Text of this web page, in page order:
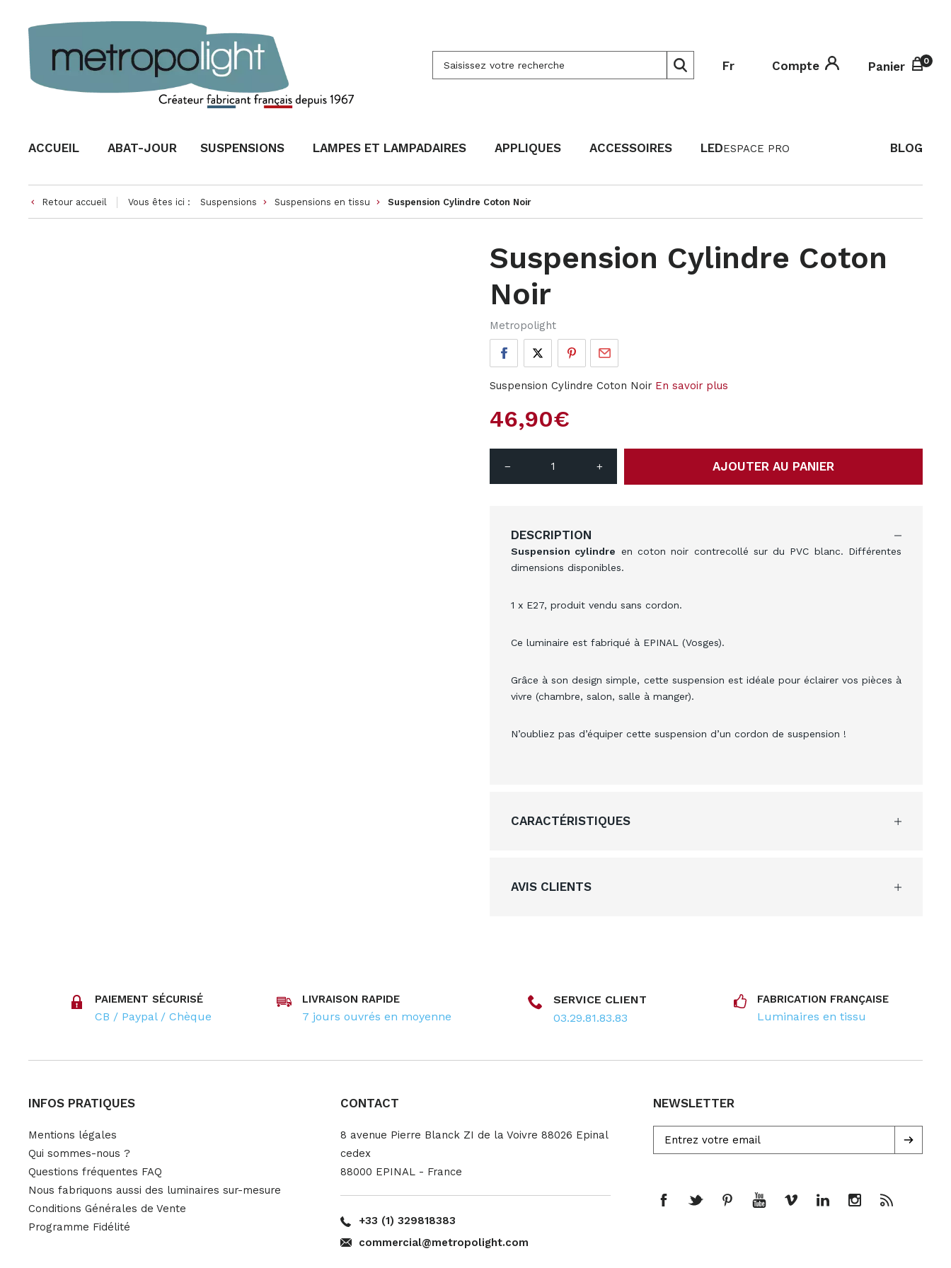
Fr Panier 0
0
Compte
ACCUEIL ABAT-JOUR SUSPENSIONS LAMPES ET LAMPADAIRES APPLIQUES ACCESSOIRES LEDESPACE PRO BLOG
keyboard_arrow_left Retour accueil Vous êtes ici : Suspensions keyboard_arrow_right Suspensions en tissu keyboard_arrow_right Suspension Cylindre Coton Noir
Suspension Cylindre Coton
Noir
Metropolight
Suspension Cylindre Coton Noir En savoir plus
46,90€
add
remove AJOUTER AU PANIER
DESCRIPTION
Suspension cylindre en coton noir contrecollé sur du PVC blanc. Différentes
dimensions disponibles.
1 x E27, produit vendu sans cordon.
Ce luminaire est fabriqué à EPINAL (Vosges).
Grâce à son design simple, cette suspension est idéale pour éclairer vos pièces à
vivre (chambre, salon, salle à manger).
N’oubliez pas d’équiper cette suspension d’un cordon de suspension !
CARACTÉRISTIQUES
AVIS CLIENTS
PAIEMENT SÉCURISÉ
CB / Paypal / Chèque
LIVRAISON RAPIDE
7 jours ouvrés en moyenne
SERVICE CLIENT
03.29.81.83.83
FABRICATION FRANÇAISE
Luminaires en tissu
INFOS PRATIQUES
Mentions légales
Qui sommes-nous ?
Questions fréquentes FAQ
Nous fabriquons aussi des luminaires sur-mesure
Conditions Générales de Vente
Programme Fidélité
CONTACT
8 avenue Pierre Blanck ZI de la Voivre 88026 Epinal
cedex
88000 EPINAL - France
+33 (1) 329818383
commercial@metropolight.com
NEWSLETTER